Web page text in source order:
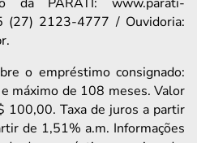
(27) 2123-4777 / Ouvidoria:
o empréstimo consignado:
máximo de 108 meses. Valor
100,00. Taxa de juros a partir
de 1,51% a.m. Informações